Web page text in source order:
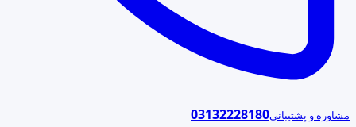
مشاوره و پشتیبانی03132228180